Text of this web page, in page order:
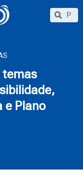
Search
temas
e Plano